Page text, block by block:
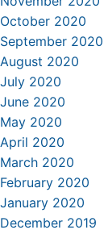
October 2020
September 2020
August 2020
July 2020
June 2020
May 2020
April 2020
March 2020
February 2020
January 2020
December 2019